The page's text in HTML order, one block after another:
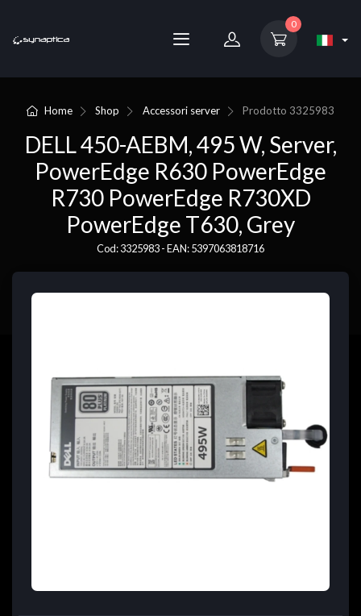
0
Home Shop Accessori server Prodotto 3325983
DELL 450-AEBM, 495 W, Server,
PowerEdge R630 PowerEdge
R730 PowerEdge R730XD
PowerEdge T630, Grey
Cod: 3325983 - EAN: 5397063818716